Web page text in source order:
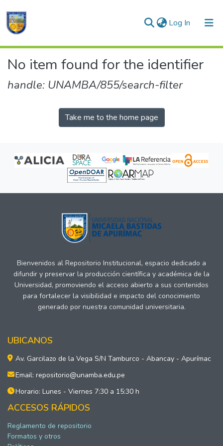
Log In (current)
Communities & Collections
No item found for the identifier
handle: UNAMBA/855/search-filter
Take me to the home page
Bienvenidos al Repositorio Institucional, espacio dedicado a
difundir y preservar la producción científica y académica de la
Universidad, promoviendo el acceso abierto a sus contenidos
para fortalecer la visibilidad e impacto del conocimiento
generado por nuestra comunidad universitaria.
UBICANOS
Av. Garcilazo de la Vega S/N Tamburco - Abancay - Apurímac
Email: repositorio@unamba.edu.pe
Horario: Lunes - Viernes 7:30 a 15:30 h
ACCESOS RÁPIDOS
Reglamento de repositorio
Formatos y otros